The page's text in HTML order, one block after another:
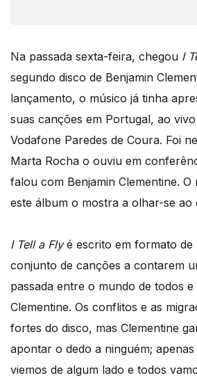
Na passada sexta-feira, chegou I
segundo disco de Benjamin
lançamento, o músico já tinha
suas canções em Portugal, ao
Vodafone Paredes de Coura. Foi
Marta Rocha o ouviu em
falou com Benjamin Clementine. O
este álbum o mostra a olhar-se ao
I Tell a Flyé escrito em formato de
conjunto de canções a contarem
passada entre o mundo de todos e
Clementine. Os conflitos e as
fortes do disco, mas Clementine
apontar o dedo a ninguém;
viemos de algum lado e todos